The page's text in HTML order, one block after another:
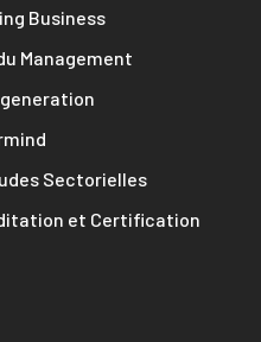
Business
Management
Sectorielles
et Certification